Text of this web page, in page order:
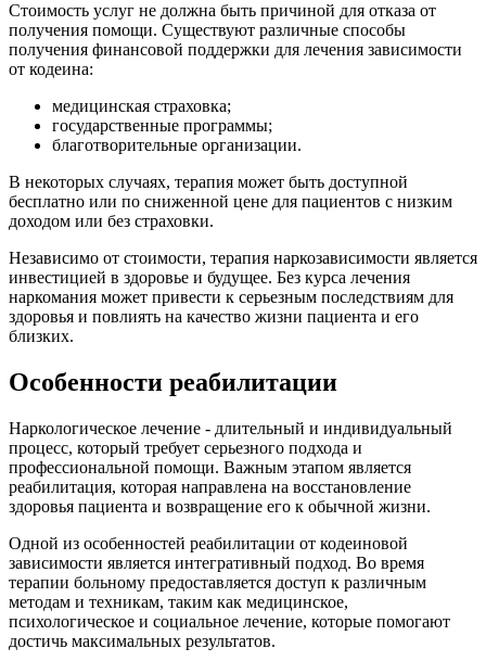
Стоимость услуг не должна быть причиной для отказа от
получения помощи. Существуют различные способы
получения финансовой поддержки для лечения зависимости
от кодеина:
медицинская страховка;
государственные программы;
благотворительные организации.
В некоторых случаях, терапия может быть доступной
бесплатно или по сниженной цене для пациентов с низким
доходом или без страховки.
Независимо от стоимости, терапия наркозависимости является
инвестицией в здоровье и будущее. Без курса лечения
наркомания может привести к серьезным последствиям для
здоровья и повлиять на качество жизни пациента и его
близких.
Особенности реабилитации
Наркологическое лечение - длительный и индивидуальный
процесс, который требует серьезного подхода и
профессиональной помощи. Важным этапом является
реабилитация, которая направлена на восстановление
здоровья пациента и возвращение его к обычной жизни.
Одной из особенностей реабилитации от кодеиновой
зависимости является интегративный подход. Во время
терапии больному предоставляется доступ к различным
методам и техникам, таким как медицинское,
психологическое и социальное лечение, которые помогают
достичь максимальных результатов.